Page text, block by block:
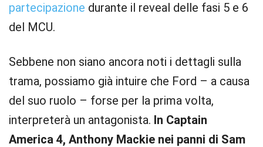
partecipazione durante il reveal delle fasi 5 e 6
del MCU.
Sebbene non siano ancora noti i dettagli sulla
trama, possiamo già intuire che Ford – a causa
del suo ruolo – forse per la prima volta,
interpreterà un antagonista. In Captain
America 4, Anthony Mackie nei panni di Sam